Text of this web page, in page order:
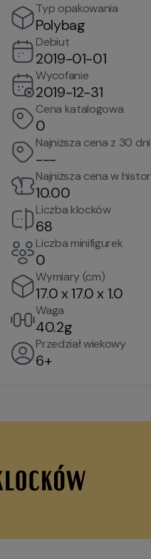
Typ opakowania
Polybag
Debiut
2019-01-01
Wycofanie
2019-12-31
Cena katalogowa
0
Najniższa cena z 30 dni
---
Najniższa cena w
10.00
Liczba klocków
68
Liczba minifigurek
0
Wymiary (cm)
17.0 x 17.0 x 1.0
Waga
40.2g
Przedział wiekowy
6+